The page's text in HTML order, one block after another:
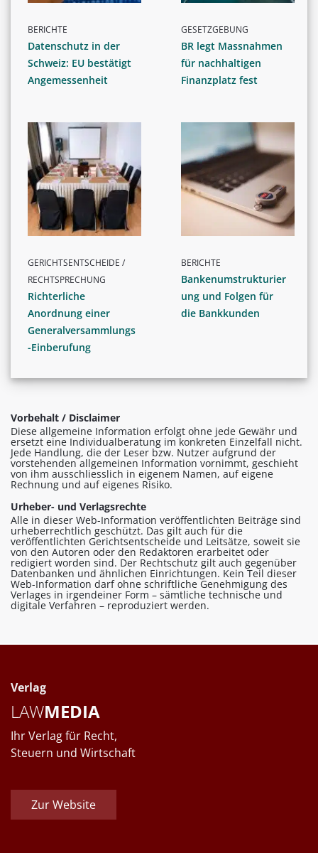
BERICHTE
Datenschutz in der
Schweiz: EU bestätigt
Angemessenheit
GESETZGEBUNG
BR legt Massnahmen
für nachhaltigen
Finanzplatz fest
GERICHTSENTSCHEIDE /
RECHTSPRECHUNG
Richterliche
Anordnung einer
Generalversammlungs
-Einberufung
BERICHTE
Bankenumstrukturier
ung und Folgen für
die Bankkunden
Vorbehalt / Disclaimer
Diese allgemeine Information erfolgt ohne jede Gewähr und
ersetzt eine Individualberatung im konkreten Einzelfall nicht.
Jede Handlung, die der Leser bzw. Nutzer aufgrund der
vorstehenden allgemeinen Information vornimmt, geschieht
von ihm ausschliesslich in eigenem Namen, auf eigene
Rechnung und auf eigenes Risiko.
Urheber- und Verlagsrechte
Alle in dieser Web-Information veröffentlichten Beiträge sind
urheberrechtlich geschützt. Das gilt auch für die
veröffentlichten Gerichtsentscheide und Leitsätze, soweit sie
von den Autoren oder den Redaktoren erarbeitet oder
redigiert worden sind. Der Rechtschutz gilt auch gegenüber
Datenbanken und ähnlichen Einrichtungen. Kein Teil dieser
Web-Information darf ohne schriftliche Genehmigung des
Verlages in irgendeiner Form – sämtliche technische und
digitale Verfahren – reproduziert werden.
Verlag
LAWMEDIA
Ihr Verlag für Recht,
Steuern und Wirtschaft
Zur Website